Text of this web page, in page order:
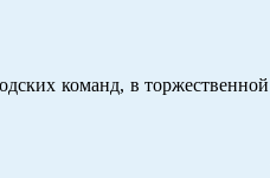
команд, в торжественной